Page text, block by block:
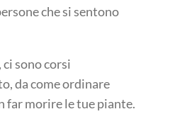
che si sentono
sono corsi
da come ordinare
far morire le tue piante.